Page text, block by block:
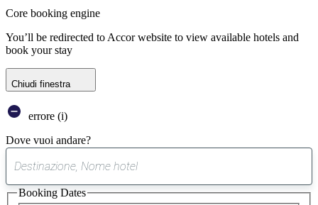
Core booking engine
You’ll be redirected to Accor website to view available hotels and
book your stay
Chiudi finestra
errore (i)
Dove vuoi andare?
suggerimento
trovato
Booking Dates